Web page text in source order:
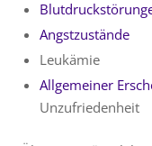
Angstzustände
Leukämie
Allgemeiner
Unzufriedenheit